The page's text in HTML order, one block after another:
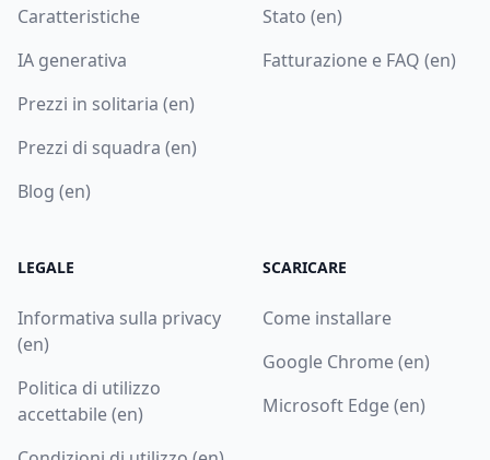
Caratteristiche
IA generativa
Prezzi in solitaria (en)
Prezzi di squadra (en)
Blog (en)
Stato (en)
Fatturazione e FAQ (en)
LEGALE
Informativa sulla privacy
(en)
Politica di utilizzo
accettabile (en)
SCARICARE
Come installare
Google Chrome (en)
Microsoft Edge (en)